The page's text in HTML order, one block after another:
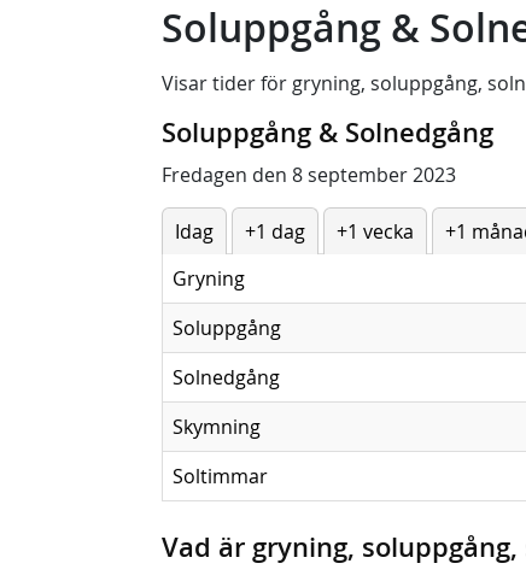
Soluppgång &
Visar tider för gryning, soluppgång,
Soluppgång & Solnedgång
Fredagen den 8 september 2023
Idag +1 dag +1 vecka
+1
Gryning
Soluppgång
Solnedgång
Skymning
Soltimmar
Vad är gryning,